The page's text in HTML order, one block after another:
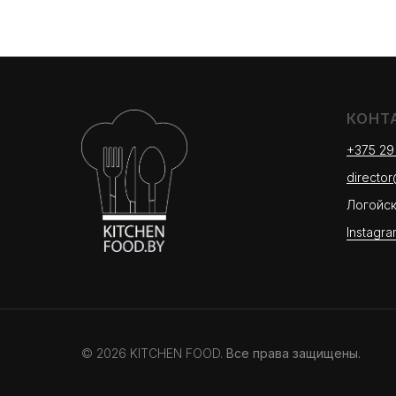
+375
© 2026 KITCHEN FOOD. Все права защищены.